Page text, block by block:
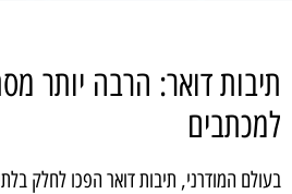
תיבות דואר: הרבה יותר
למכתבים
בעולם המודרני, תיבות דואר הפכו לחלק